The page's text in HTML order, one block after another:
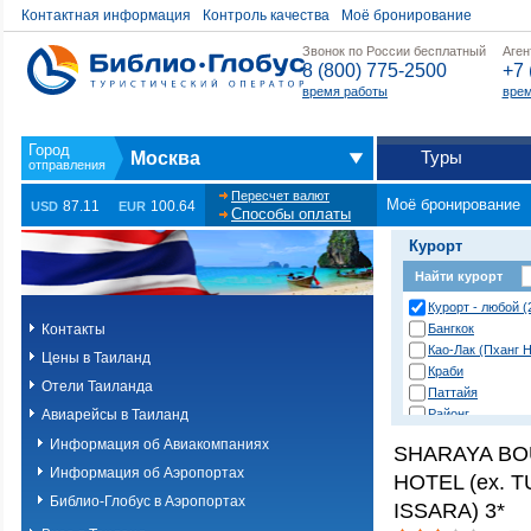
Контактная информация Контроль качества Моё бронирование
Звонок по России бесплатный
8 (800) 775-2500
время работы
+7
Москва Туры
USD 87.11 EUR 100.64
Пересчет валют
Способы оплаты
Моё бронирование
Контакты
Цены в Таиланд
Отели Таиланда
Авиарейсы в Таиланд
Информация об Авиакомпаниях
Информация об Аэропортах
Библио-Глобус в Аэропортах
Курорт
Найти курорт
Курорт - любой
Бангкок
Као-Лак (Пханг
Краби
Паттайя
Районг
о. Пханган
о.Ланта
о.Пхи-Пхи
о.Пхукет.
SHARAYA
HOTEL (ex.
ISSARA) 3*